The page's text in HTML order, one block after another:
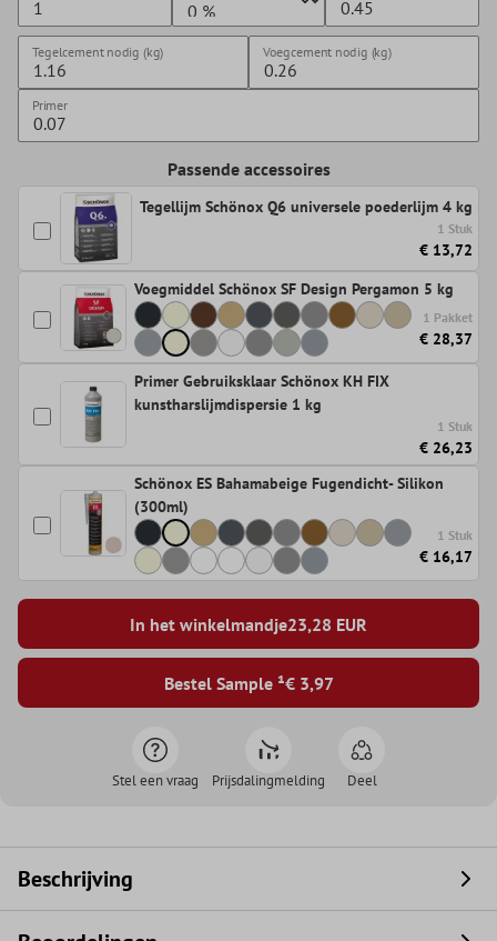
Tegelcement nodig (kg) Voegcement nodig (kg)
Primer
Passende accessoires
Tegellijm Schönox Q6 universele poederlijm 4 kg
1 Stuk
€ 13,72
Voegmiddel Schönox SF Design Pergamon 5 kg
1 Pakket
€ 28,37
Primer Gebruiksklaar Schönox KH FIX
kunstharslijmdispersie 1 kg
1 Stuk
€ 26,23
Schönox ES Bahamabeige Fugendicht- Silikon
(300ml)
1 Stuk
€ 16,17
In het winkelmandje23,28 EUR
Bestel Sample ¹€ 3,97
Stel een vraag Prijsdalingmelding Deel
Beschrijving